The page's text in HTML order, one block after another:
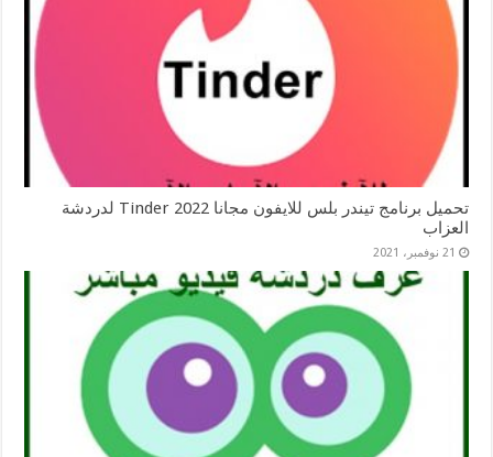
تحميل برنامج تيندر بلس للايفون مجانا 2022 Tinder لدردشة
العزاب
21 نوفمبر، 2021